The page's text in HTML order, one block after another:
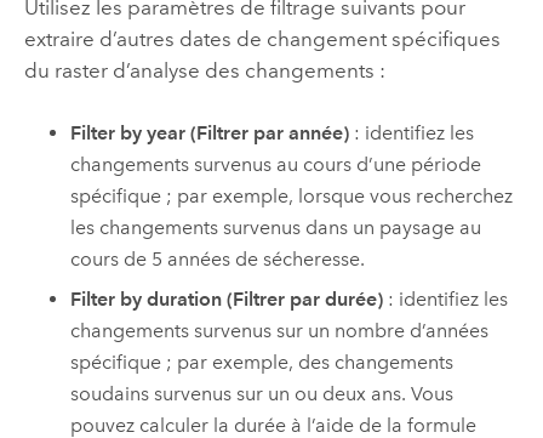
Utilisez les paramètres de filtrage suivants pour
extraire d’autres dates de changement spécifiques
du raster d’analyse des changements :
Filter by year (Filtrer par année) : identifiez les
changements survenus au cours d’une période
spécifique ; par exemple, lorsque vous recherchez
les changements survenus dans un paysage au
cours de 5 années de sécheresse.
Filter by duration (Filtrer par durée) : identifiez les
changements survenus sur un nombre d’années
spécifique ; par exemple, des changements
soudains survenus sur un ou deux ans. Vous
pouvez calculer la durée à l’aide de la formule